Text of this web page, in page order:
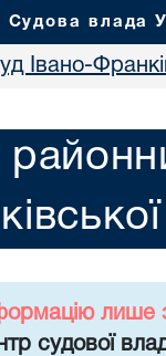
Судова влада
Івано-
лише
судової